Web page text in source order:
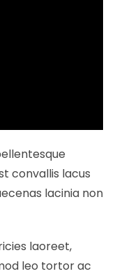
convallis lacus
lacinia non
laoreet,
leo tortor ac